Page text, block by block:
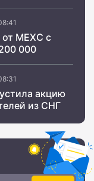
MEXC с
000
акцию
из СНГ